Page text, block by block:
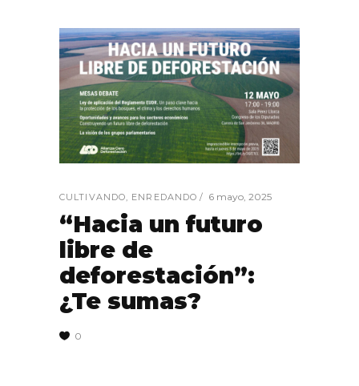
CULTIVANDO, ENREDANDO 6 mayo, 2025
“Hacia un futuro
libre de
deforestación”:
¿Te sumas?
0